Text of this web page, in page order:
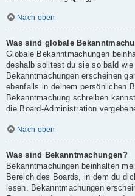
Nach oben
Was sind globale
Globale Bekanntmachungen
deshalb solltest du sie so bald
Bekanntmachungen erscheinen
ebenfalls in deinem persönlichen
Bekanntmachung schreiben
die Board-Administration
Nach oben
Was sind Bekanntmachungen?
Bekanntmachungen beinhalten
Bereich des Boards, in dem du
lesen. Bekanntmachungen